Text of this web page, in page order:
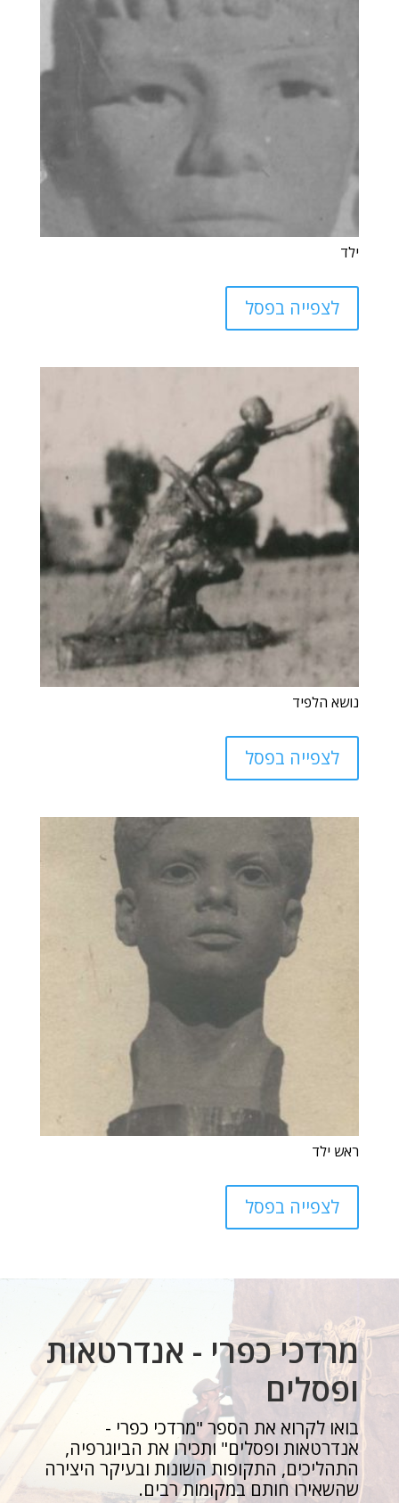
ילד
לצפייה בפסל
נושא הלפיד
לצפייה בפסל
ראש ילד
לצפייה בפסל
מרדכי כפרי - אנדרטאות
ופסלים
בואו לקרוא את הספר "מרדכי כפרי -
אנדרטאות ופסלים" ותכירו את הביוגרפיה,
התהליכים, התקופות השונות ובעיקר היצירה
שהשאירו חותם במקומות רבים.